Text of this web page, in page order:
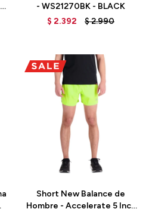
- WS21270BK - BLACK
$ 2.392 $2.990
Short New Balance de
Hombre - Accelerate 5 Inch